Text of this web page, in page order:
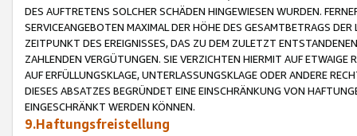
DES AUFTRETENS SOLCHER SCHÄDEN HINGEWIESEN WURDEN.
SERVICEANGEBOTEN MAXIMAL DER HÖHE DES GESAMTBETRAGS
ZEITPUNKT DES EREIGNISSES, DAS ZU DEM ZULETZT
ZAHLENDEN VERGÜTUNGEN. SIE VERZICHTEN HIERMIT AUF
AUF ERFÜLLUNGSKLAGE, UNTERLASSUNGSKLAGE ODER ANDERE
DIESES ABSATZES BEGRÜNDET EINE EINSCHRÄNKUNG VON
EINGESCHRÄNKT WERDEN KÖNNEN.
9.Haftungsfreistellung